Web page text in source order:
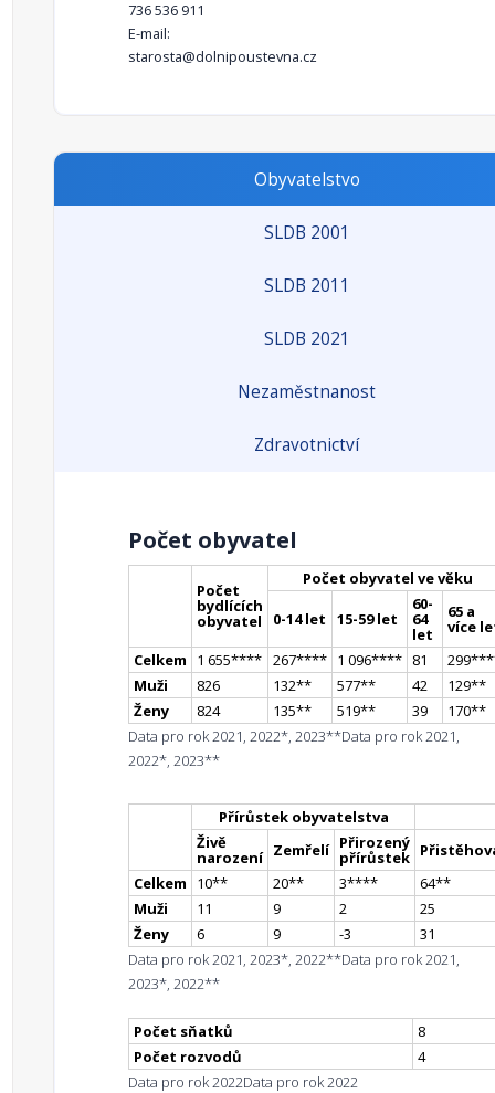
736 536 911
E-mail:
starosta@dolnipoustevna.cz
Obyvatelstvo
SLDB 2001
SLDB 2011
SLDB 2021
Nezaměstnanost
Zdravotnictví
Počet obyvatel
Počet
bydlících
obyvatel
Počet obyvatel ve věku
0-14 let 15-59 let
60-
64
let
65 a
více
Celkem
1 655**** 267**** 1 096**** 81 299**
Muži
826 132** 577** 42 129**
Ženy
824 135** 519** 39 170**
Data pro rok 2021, 2022*, 2023**Data pro rok 2021,
2022*, 2023**
Přírůstek obyvatelstva
Živě
narození Zemřelí Přirozený
přírůstek
Celkem
10** 20** 3**** 64**
Muži
11 9 2
25
Ženy
6 9 -3
31
Data pro rok 2021, 2023*, 2022**Data pro rok 2021,
2023*, 2022**
Počet sňatků
8
Počet rozvodů
4
Data pro rok 2022Data pro rok 2022